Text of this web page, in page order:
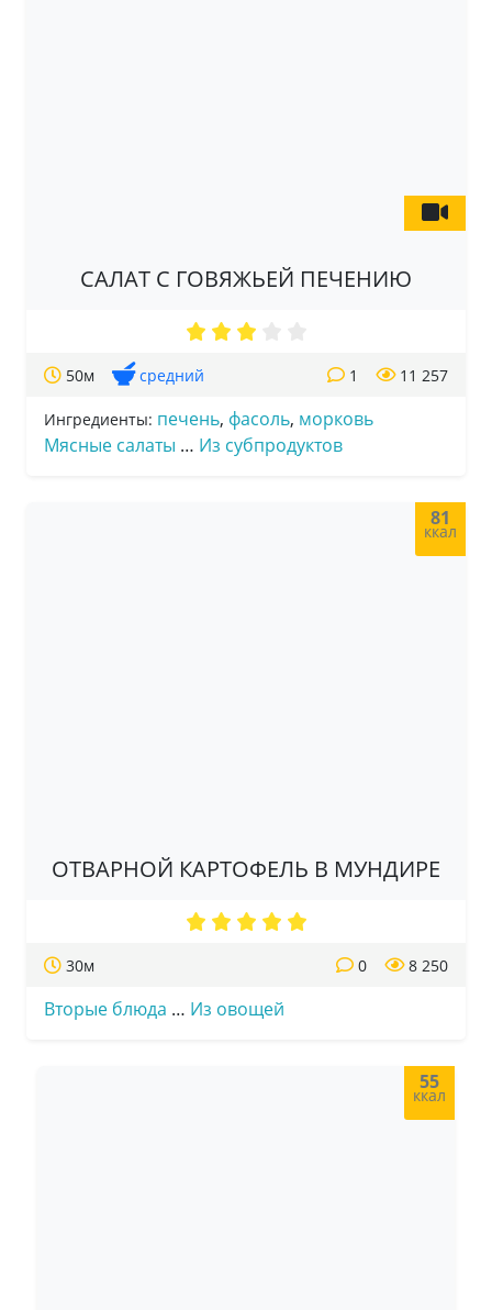
САЛАТ С ГОВЯЖЬЕЙ ПЕЧЕНИЮ
50м средний 11 257
1
Ингредиенты: печень, фасоль, морковь
Мясные салаты … Из субпродуктов
81
ккал
ОТВАРНОЙ КАРТОФЕЛЬ В МУНДИРЕ
30м 8 250
0
Вторые блюда … Из овощей
55
ккал